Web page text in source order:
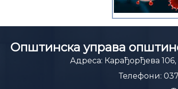
Општинска управа
Адреса: Карађорђева
Телефони: